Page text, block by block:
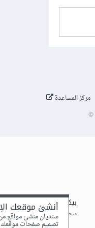
مركز المساعدة
©